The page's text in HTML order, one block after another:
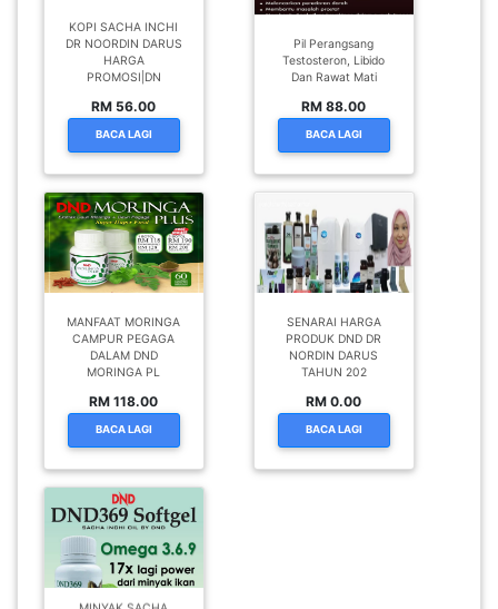
KOPI SACHA INCHI
DR NOORDIN DARUS
HARGA
PROMOSI|DN
RM 56.00
BACA LAGI
Pil Perangsang
Testosteron, Libido
Dan Rawat Mati
RM 88.00
BACA LAGI
MANFAAT MORINGA
CAMPUR PEGAGA
DALAM DND
MORINGA PL
RM 118.00
BACA LAGI
SENARAI HARGA
PRODUK DND DR
NORDIN DARUS
TAHUN 202
RM 0.00
BACA LAGI